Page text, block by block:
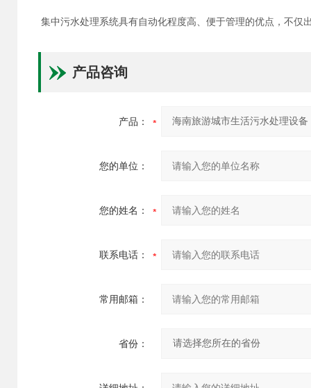
集中污水处理系统具有自动化程度高、便于管理的优点，不
产品咨询
产品：
您的单位：
您的姓名：
联系电话：
常用邮箱：
省份：